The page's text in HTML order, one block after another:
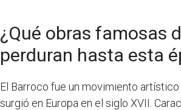
¿Qué obras famosas
perduran hasta esta
El Barroco fue un movimiento
surgió en Europa en el siglo XVII.